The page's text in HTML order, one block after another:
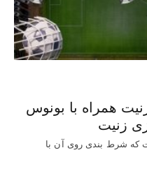
همراه با بونوس
که شرط بندی روی آن با